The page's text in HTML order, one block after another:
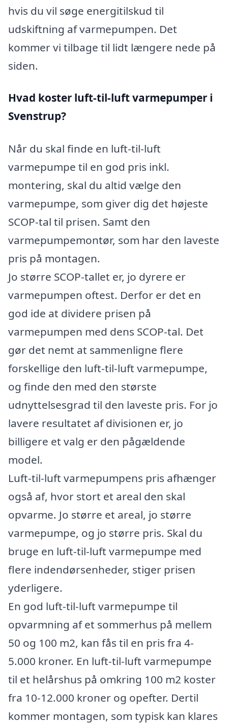
hvis du vil søge energitilskud til
udskiftning af varmepumpen. Det
kommer vi tilbage til lidt længere nede på
siden.
Hvad koster luft-til-luft varmepumper i
Svenstrup?
Når du skal finde en luft-til-luft
varmepumpe til en god pris inkl.
montering, skal du altid vælge den
varmepumpe, som giver dig det højeste
SCOP-tal til prisen. Samt den
varmepumpemontør, som har den laveste
pris på montagen.
Jo større SCOP-tallet er, jo dyrere er
varmepumpen oftest. Derfor er det en
god ide at dividere prisen på
varmepumpen med dens SCOP-tal. Det
gør det nemt at sammenligne flere
forskellige den luft-til-luft varmepumpe,
og finde den med den største
udnyttelsesgrad til den laveste pris. For jo
lavere resultatet af divisionen er, jo
billigere et valg er den pågældende
model.
Luft-til-luft varmepumpens pris afhænger
også af, hvor stort et areal den skal
opvarme. Jo større et areal, jo større
varmepumpe, og jo større pris. Skal du
bruge en luft-til-luft varmepumpe med
flere indendørsenheder, stiger prisen
yderligere.
En god luft-til-luft varmepumpe til
opvarmning af et sommerhus på mellem
50 og 100 m2, kan fås til en pris fra 4-
5.000 kroner. En luft-til-luft varmepumpe
til et helårshus på omkring 100 m2 koster
fra 10-12.000 kroner og opefter. Dertil
kommer montagen, som typisk kan klares